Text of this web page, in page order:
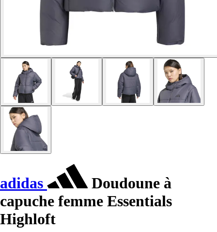
adidas
Doudoune à
capuche femme Essentials
Highloft